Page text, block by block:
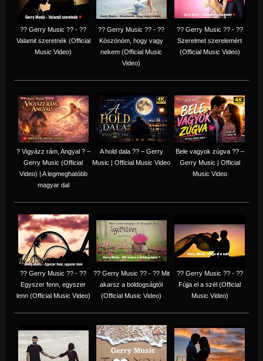
?? Gerry Music ?? - ??
Valamit szeretnék (Official
Music Video)
?? Gerry Music ?? - ??
Köszönöm, hogy vagy
nekem (Official Music
Video)
?? Gerry Music ?? - ??
Szerelmet szerelemért
(Official Music Video)
? Vigyázz rám, Angyal ? –
Gerry Music (Official
Video) | A legmeghatóbb
magyar dal
A hold dala ?? – Gerry
Music | Official Music Video
Bele vagyok zúgva ?? –
Gerry Music | Official
Music Video
?? Gerry Music ?? - ??
Egyszer fenn, egyszer
lenn (Official Music Video)
?? Gerry Music ?? - ?? Mit
akarsz a boldogságtól
(Official Music Video)
?? Gerry Music ?? - ??
Fújja el a szél (Official
Music Video)